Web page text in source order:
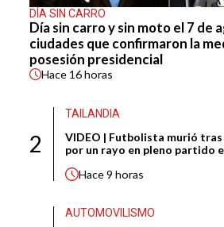
DÍA SIN CARRO
Día sin carro y sin moto el 7 de
ciudades que confirmaron la
posesión presidencial
Hace 16 horas
2
TAILANDIA
VIDEO | Futbolista murió
por un rayo en pleno partido
Hace9 horas
AUTOMOVILISMO